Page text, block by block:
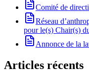
Comité de
Réseau
pour le(s) Chair(s)
Annonce de la
Articles récents